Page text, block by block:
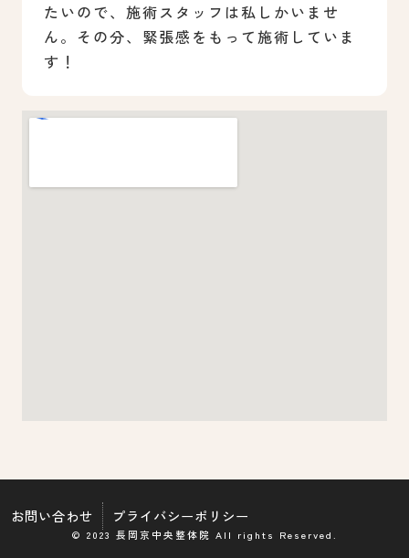
たいので、施術スタッフは私しかいませ
ん。その分、緊張感をもって施術していま
す！
お問い合わせ プライバシーポリシー
© 2023 長岡京中央整体院 All rights Reserved.